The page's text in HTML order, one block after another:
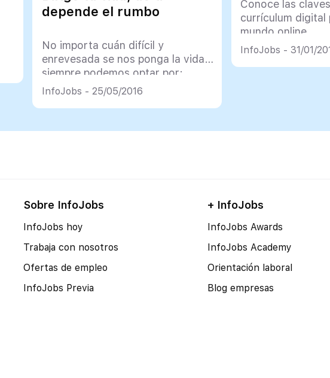
depende el rumbo
No importa cuán difícil y
enrevesada se nos ponga la vida,
siempre podemos optar por:
queja o propuesta, miedo o
ilusión, optimismo o pesimismo o
InfoJobs - 25/05/2016
Conoce las
currículum digital
mundo online
InfoJobs - 31/01/
Sobre InfoJobs
InfoJobs hoy
Trabaja con nosotros
Ofertas de empleo
InfoJobs Previa
+ InfoJobs
InfoJobs Awards
InfoJobs Academy
Orientación laboral
Blog empresas